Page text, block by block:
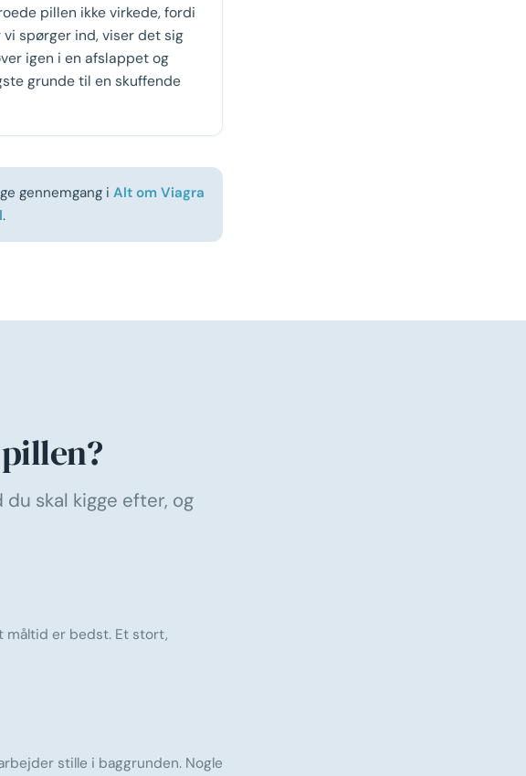
pillen ikke virkede, fordi
spørger ind, viser det sig
igen i en afslappet og
grunde til en skuffende
gennemgang i Alt om Viagra
.
skal kigge efter, og
måltid er bedst. Et stort,
stille i baggrunden. Nogle